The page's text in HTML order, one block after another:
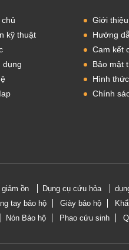
kỹ thuật
dụng
Giới thiệu
Hướng
Cam kết
Bảo mật
Hình
Chính
ồn Dụng cụ cứu hỏa
tay bảo hộ
Giày bảo hộ
Nón Bảo hộ
Phao cứu sinh